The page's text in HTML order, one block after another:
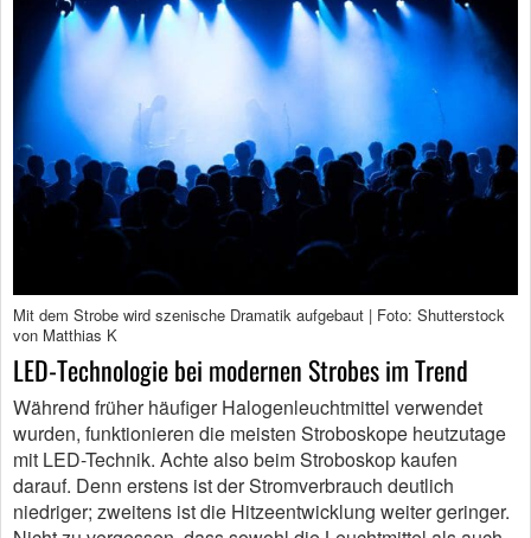
Mit dem Strobe wird szenische Dramatik aufgebaut | Foto: Shutterstock
von Matthias K
LED-Technologie bei modernen Strobes im Trend
Während früher häufiger Halogenleuchtmittel verwendet
wurden, funktionieren die meisten Stroboskope heutzutage
mit LED-Technik. Achte also beim Stroboskop kaufen
darauf. Denn erstens ist der Stromverbrauch deutlich
niedriger; zweitens ist die Hitzeentwicklung weiter geringer.